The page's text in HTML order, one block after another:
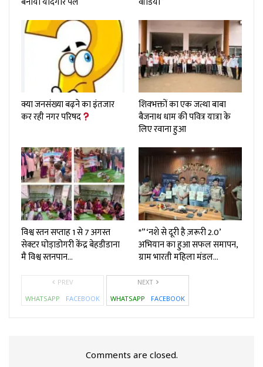
क्या जनसंख्या बढ़ने का इंतजार
कर रही नगर परिषद
शिवभक्तों का एक जत्था बाबा
बैजनाथ धाम की पवित्र यात्रा के
लिए रवाना हुआ
विश्व स्तन सप्ताह 1 से 7 अगस्त
सेक्टर घोड़ाडोगरी केंद्र बेहडीडाना
मै विश्व स्तनपान…
*”‘नशे से दूरी है ज़रूरी 2.0’
अभियान का हुआ सफल समापन,
ग्राम भारती महिला मंडल…
PREV
WHATSAPP
FACEBOOK
NEXT
WHATSAPP
FACEBOOK
Comments are closed.